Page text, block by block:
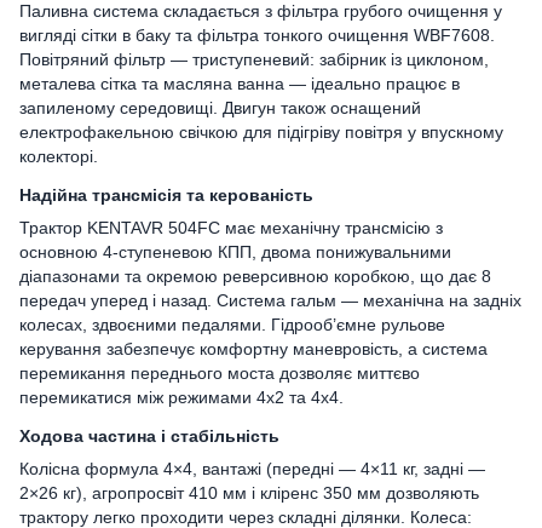
Паливна система складається з фільтра грубого очищення у
вигляді сітки в баку та фільтра тонкого очищення WBF7608.
Повітряний фільтр — триступеневий: забірник із циклоном,
металева сітка та масляна ванна — ідеально працює в
запиленому середовищі. Двигун також оснащений
електрофакельною свічкою для підігріву повітря у впускному
колекторі.
Надійна трансмісія та керованість
Трактор KENTAVR 504FC має механічну трансмісію з
основною 4-ступеневою КПП, двома понижувальними
діапазонами та окремою реверсивною коробкою, що дає 8
передач уперед і назад. Система гальм — механічна на задніх
колесах, здвоєними педалями. Гідрооб’ємне рульове
керування забезпечує комфортну маневровість, а система
перемикання переднього моста дозволяє миттєво
перемикатися між режимами 4х2 та 4х4.
Ходова частина і стабільність
Колісна формула 4×4, вантажі (передні — 4×11 кг, задні —
2×26 кг), агропросвіт 410 мм і кліренс 350 мм дозволяють
трактору легко проходити через складні ділянки. Колеса: